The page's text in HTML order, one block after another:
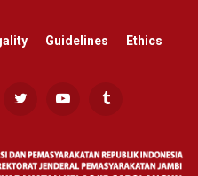
Guidelines Ethics